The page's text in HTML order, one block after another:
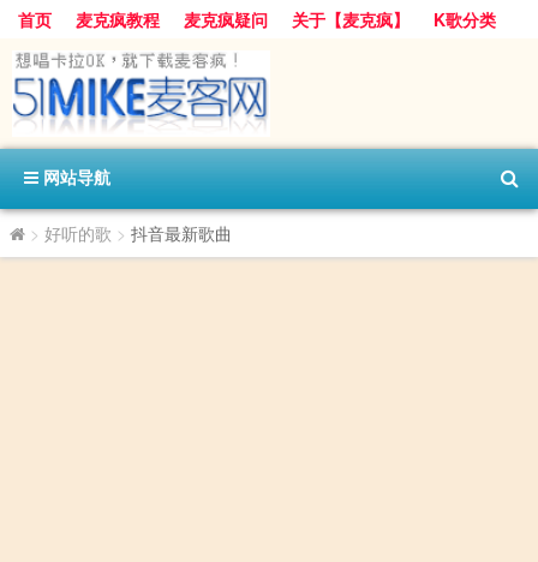
首页 麦克疯教程 麦克疯疑问 关于【麦克疯】 K歌分类
网站导航
> 好听的歌 > 抖音最新歌曲